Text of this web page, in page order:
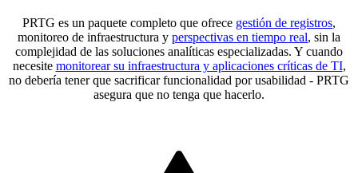
PRTG es un paquete completo que ofrece gestión de registros,
monitoreo de infraestructura y perspectivas en tiempo real, sin la
complejidad de las soluciones analíticas especializadas. Y cuando
necesite monitorear su infraestructura y aplicaciones críticas de TI,
no debería tener que sacrificar funcionalidad por usabilidad - PRTG
asegura que no tenga que hacerlo.